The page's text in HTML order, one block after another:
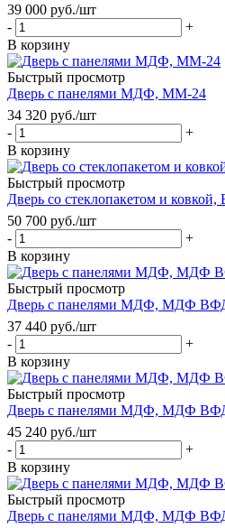
39 000 руб./шт
-
+
В корзину
Быстрый просмотр
Дверь с панелями МДФ, ММ-24
34 320 руб./шт
-
+
В корзину
Быстрый просмотр
Дверь со стеклопакетом и
50 700 руб./шт
-
+
В корзину
Быстрый просмотр
Дверь с панелями МДФ, МДФ
37 440 руб./шт
-
+
В корзину
Быстрый просмотр
Дверь с панелями МДФ, МДФ
45 240 руб./шт
-
+
В корзину
Быстрый просмотр
Дверь с панелями МДФ, МДФ